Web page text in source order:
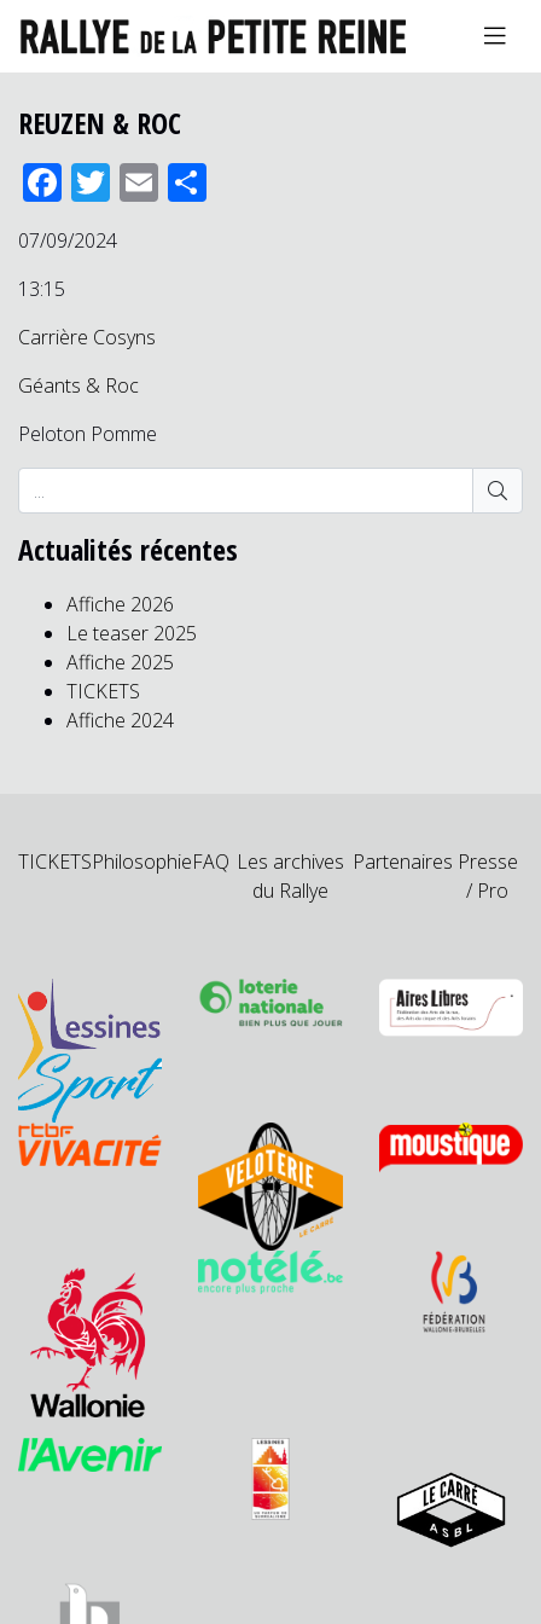
REUZEN & ROC
Facebook
Twitter
Email
07/09/2024
13:15
Carrière Cosyns
Géants & Roc
Peloton Pomme
Actualités récentes
Affiche 2026
Le teaser 2025
Affiche 2025
TICKETS
Affiche 2024
TICKETSPhilosophieFAQ Les archives
du Rallye
Partenaires Presse
/ Pro